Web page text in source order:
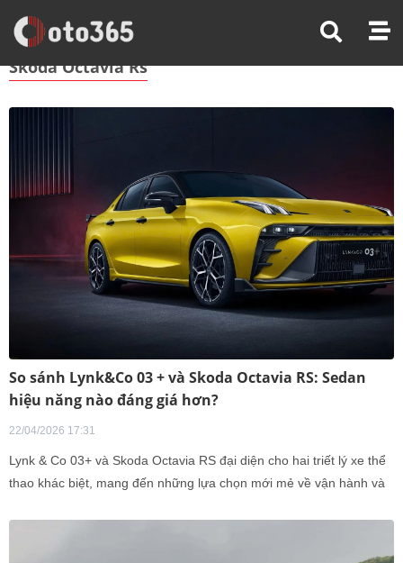
Trang Chủ Skoda Octavia Rs
Skoda Octavia Rs
So sánh Lynk&Co 03 + và Skoda Octavia RS: Sedan
hiệu năng nào đáng giá hơn?
22/04/2026 17:31
Lynk & Co 03+ và Skoda Octavia RS đại diện cho hai triết lý xe thể
thao khác biệt, mang đến những lựa chọn mới mẻ về vận hành và